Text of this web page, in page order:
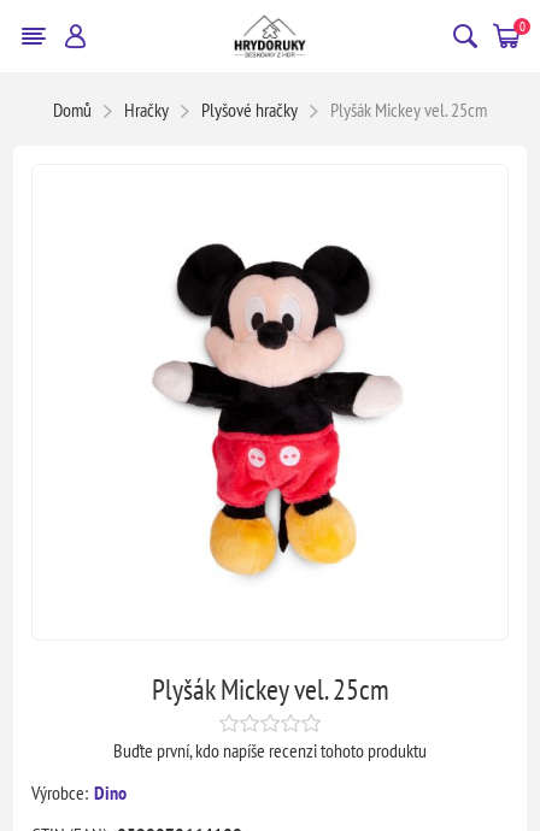
0
Domů Hračky Plyšové hračky Plyšák Mickey vel. 25cm
Plyšák Mickey vel. 25cm
Buďte první, kdo napíše recenzi tohoto produktu
Výrobce: Dino